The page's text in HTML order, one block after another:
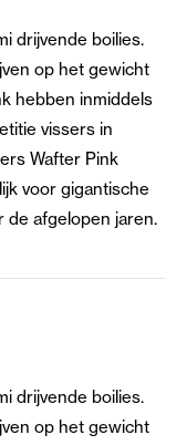
drijvende boilies.
op het gewicht
hebben inmiddels
vissers in
Wafter Pink
voor gigantische
de afgelopen jaren.
drijvende boilies.
op het gewicht